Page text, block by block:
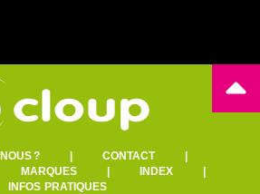
?| CONTACT|
MARQUES| INDEX|
INFOS PRATIQUES